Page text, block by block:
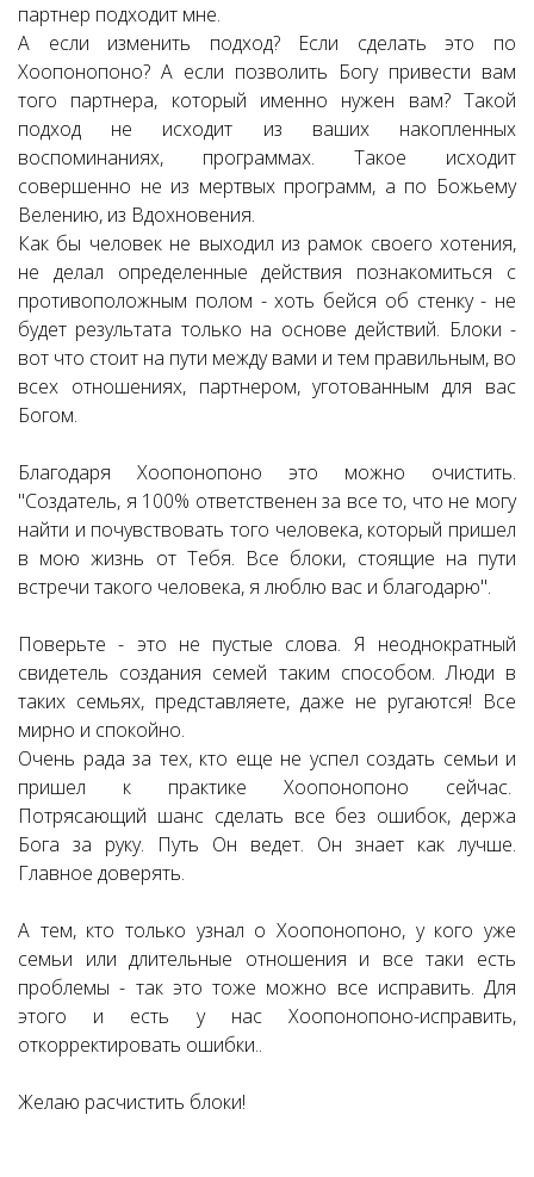
партнер подходит мне.
А если изменить подход? Если сделать это по
Хоопонопоно? А если позволить Богу привести вам
того партнера, который именно нужен вам? Такой
подход не исходит из ваших накопленных
воспоминаниях, программах. Такое исходит
совершенно не из мертвых программ, а по Божьему
Велению, из Вдохновения.
Как бы человек не выходил из рамок своего хотения,
не делал определенные действия познакомиться с
противоположным полом - хоть бейся об стенку - не
будет результата только на основе действий. Блоки -
вот что стоит на пути между вами и тем правильным, во
всех отношениях, партнером, уготованным для вас
Богом.
Благодаря Хоопонопоно это можно очистить.
"Создатель, я 100% ответственен за все то, что не могу
найти и почувствовать того человека, который пришел
в мою жизнь от Тебя. Все блоки, стоящие на пути
встречи такого человека, я люблю вас и благодарю".
Поверьте - это не пустые слова. Я неоднократный
свидетель создания семей таким способом. Люди в
таких семьях, представляете, даже не ругаются! Все
мирно и спокойно.
Очень рада за тех, кто еще не успел создать семьи и
пришел к практике Хоопонопоно сейчас.
Потрясающий шанс сделать все без ошибок, держа
Бога за руку. Путь Он ведет. Он знает как лучше.
Главное доверять.
А тем, кто только узнал о Хоопонопоно, у кого уже
семьи или длительные отношения и все таки есть
проблемы - так это тоже можно все исправить. Для
этого и есть у нас Хоопонопоно-исправить,
откорректировать ошибки..
Желаю расчистить блоки!